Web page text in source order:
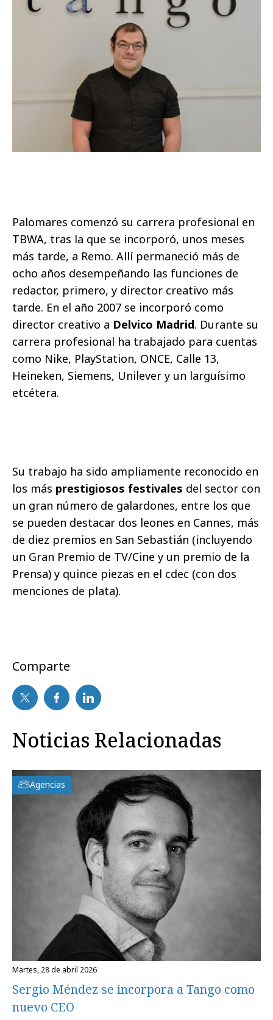
Palomares comenzó su carrera profesional en
TBWA, tras la que se incorporó, unos meses
más tarde, a Remo. Allí permaneció más de
ocho años desempeñando las funciones de
redactor, primero, y director creativo más
tarde. En el año 2007 se incorporó como
director creativo a Delvico Madrid. Durante su
carrera profesional ha trabajado para cuentas
como Nike, PlayStation, ONCE, Calle 13,
Heineken, Siemens, Unilever y un larguísimo
etcétera.
Su trabajo ha sido ampliamente reconocido en
los más prestigiosos festivales del sector con
un gran número de galardones, entre los que
se pueden destacar dos leones en Cannes, más
de diez premios en San Sebastián (incluyendo
un Gran Premio de TV/Cine y un premio de la
Prensa) y quince piezas en el cdec (con dos
menciones de plata).
Comparte
Noticias Relacionadas
Agencias
martes, 28 de abril 2026
Sergio Méndez se incorpora a Tango como
nuevo CEO